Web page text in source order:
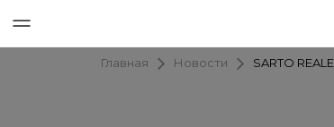
Главная Новости SARTO